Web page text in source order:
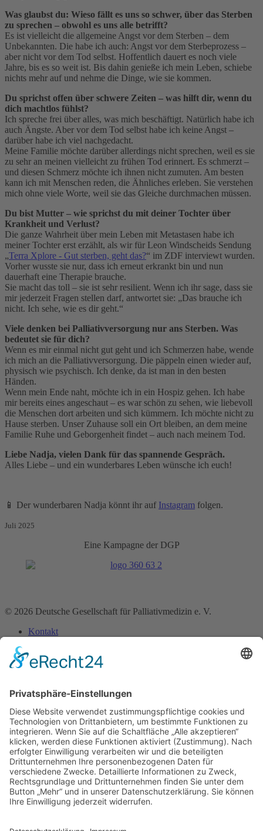
Was glaubst du: Wieso fällt es uns so schwer, über das Sterben
zu sprechen – obwohl es uns alle betrifft?
Es ist vielleicht die allgemeine Angst vor dem Sterben – dem
Unbekannten. Die habe ich auch: Angst vor dem Sterbeprozess –
aber nicht vor dem Tod selbst. Hoffentlich dauert es noch viele
Jahre, bis es so weit ist. Bis dahin genieße ich mein Leben, schiebe
nichts mehr auf und nehme die Dinge, wie sie kommen.
Du sprichst offen über schwere Zeiten – was hilft dir, wenn du
dich machtlos fühlst?
Ich spreche frei über alles, was mich beschäftigt. Natürlich habe ich
auch Ängste. Aber vor dem Tod selbst habe ich keine Angst –
darüber habe ich viel nachgedacht.
Meine Familie möchte darüber allerdings nicht sprechen, weil es sie
zu sehr an meinen vielleicht zu frühen Tod erinnert. Es schmerzt –
und diesen Schmerz möchte ich ihnen nicht zumuten. Am besten
kann ich mit Menschen reden, die Ähnliches erleben. Sie verstehen
mich ohne viele Worte, weil sie das Gleiche durchmachen müssen.
Du bist Mutter – wie sprichst du mit deiner Tochter über
Krankheit und Verlust?
Die ganze Wahrheit über mein Leben mit Metastasen habe ich
meiner Tochter erst erzählt, als wir für Leon Windscheids Sendung
„Terra Xplore - Gut sterben, geht das?“ im ZDF interviewt wurden.
Vorher wusste sie nur, dass ich erneut erkrankt bin und nun
dauerhaft eine Therapie brauche.
Sie macht das toll – sie ist sehr resilient. Wenn ich ihr sage, dass sie
mir jederzeit Fragen stellen darf, antwortet sie: „Das brauche ich
nicht. Ich sehe, wie es dir geht.“
Viele denken bei Palliativversorgung nur ans Sterben. Was
bedeutet sie für dich?
Wenn es mir einmal nicht gut geht und ich Schmerzen habe, wende
ich mich an die Palliativversorgung. Die päppeln einen wieder auf,
physisch wie psychisch. Ich denke, da ist man in den besten
Händen.
Wenn mein Ende naht, möchte ich in ein Hospiz gehen. Ich habe
mir bereits eines angeschaut – es war schön zu sehen, wie liebevoll
die Menschen dort arbeiten und sich kümmern. Ich möchte nicht zu
Hause sterben. Unser Zuhause soll ein Ort bleiben, an dem meine
Familie Ruhe und Geborgenheit findet – auch nach meinem Tod.
Liebe Nadja, vielen Dank für das spannende Gespräch.
Alles Liebe – und ein wunderbares Leben wünsche ich euch!
📱 Der wunderbaren Nadja könnt ihr auf Instagram folgen.
Juli 2025
Eine Kampagne der DGP
© 2026 Deutsche Gesellschaft für Palliativmedizin e. V.
Kontakt
Datenschutz­erklärung
Bereiche
Pharmazie
Pflege
Psychologie
Seelsorge
Soziale Arbeit
Rechtsberufe
Physio-, Ergotherapie & Logopädie
Künstlerische Therapien
Ernährung